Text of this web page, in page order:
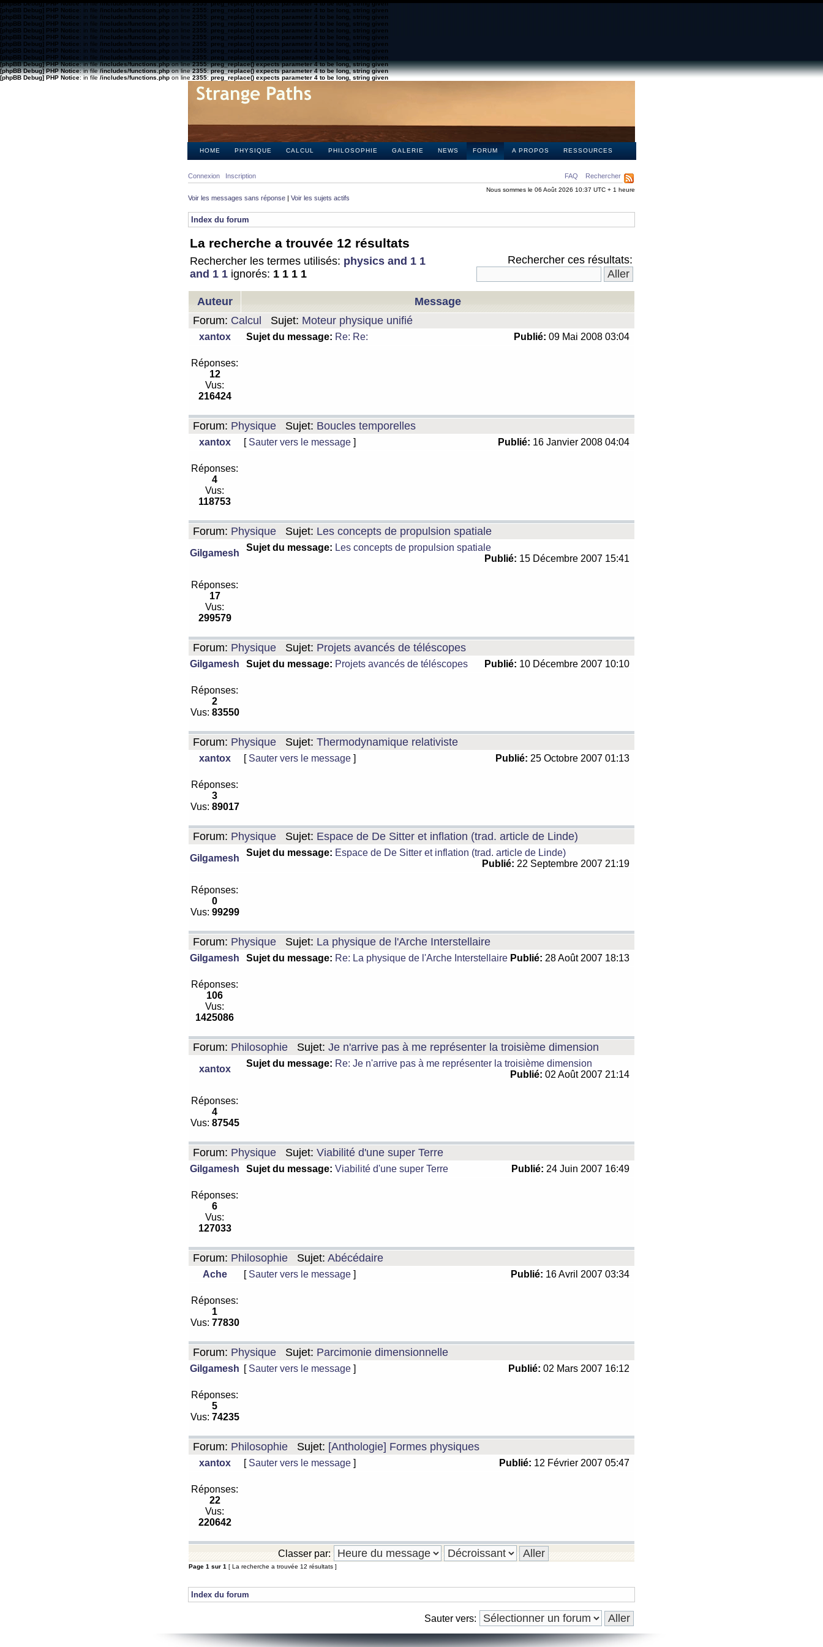
[phpBB Debug] PHP Notice: in file/includes/functions.phpon line2355:preg_replace() expects parameter 4 to be long, string given
[phpBB Debug] PHP Notice: in file /includes/functions.php on line 2355: preg_replace() expects parameter 4 to be long, string given
[phpBB Debug] PHP Notice: in file /includes/functions.php on line 2355: preg_replace() expects parameter 4 to be long, string given
[phpBB Debug] PHP Notice: in file /includes/functions.php on line 2355: preg_replace() expects parameter 4 to be long, string given
[phpBB Debug] PHP Notice: in file /includes/functions.php on line 2355: preg_replace() expects parameter 4 to be long, string given
[phpBB Debug] PHP Notice: in file /includes/functions.php on line 2355: preg_replace() expects parameter 4 to be long, string given
[phpBB Debug] PHP Notice: in file /includes/functions.php on line 2355: preg_replace() expects parameter 4 to be long, string given
[phpBB Debug] PHP Notice: in file /includes/functions.php on line 2355: preg_replace() expects parameter 4 to be long, string given
[phpBB Debug] PHP Notice: in file /includes/functions.php on line 2355: preg_replace() expects parameter 4 to be long, string given
[phpBB Debug] PHP Notice: in file/includes/functions.phpon line2355:preg_replace() expects parameter 4 to be long, string given
[phpBB Debug] PHP Notice: in file/includes/functions.phpon line2355:preg_replace() expects parameter 4 to be long, string given
[phpBB Debug] PHP Notice: in file/includes/functions.phpon line2355:preg_replace() expects parameter 4 to be long, string given
HOME PHYSIQUE CALCUL PHILOSOPHIE GALERIE NEWS FORUM A PROPOS RESSOURCES
FAQ Rechercher
Connexion Inscription
Nous sommes le 06 Août 2026 10:37 UTC + 1 heure
Voir les messages sans réponse | Voir les sujets actifs
Index du forum
La recherche a trouvée 12 résultats
Rechercher les termes utilisés: physics and 1 1
and 1 1 ignorés: 1 1 1 1
Rechercher ces résultats:
Auteur
Message
Forum: Calcul Sujet: Moteur physique unifié
xantox Sujet du message: Re: Re: Publié: 09 Mai 2008 03:04
Réponses:
12
Vus:
216424
Forum: Physique Sujet: Boucles temporelles
xantox [ Sauter vers le message ] Publié: 16 Janvier 2008 04:04
Réponses:
4
Vus:
118753
Forum: Physique Sujet: Les concepts de propulsion spatiale
Gilgamesh
Sujet du message: Les concepts de propulsion spatiale
Publié: 15 Décembre 2007 15:41
Réponses:
17
Vus:
299579
Forum: Physique Sujet: Projets avancés de téléscopes
Gilgamesh Sujet du message: Projets avancés de téléscopes Publié: 10 Décembre 2007 10:10
Réponses:
2
Vus: 83550
Forum: Physique Sujet: Thermodynamique relativiste
xantox [ Sauter vers le message ] Publié: 25 Octobre 2007 01:13
Réponses:
3
Vus: 89017
Forum: Physique Sujet: Espace de De Sitter et inflation (trad. article de Linde)
Gilgamesh
Sujet du message: Espace de De Sitter et inflation (trad. article de Linde)
Publié: 22 Septembre 2007 21:19
Réponses:
0
Vus: 99299
Forum: Physique Sujet: La physique de l'Arche Interstellaire
Gilgamesh Sujet du message: Re: La physique de l'Arche Interstellaire Publié: 28 Août 2007 18:13
Réponses:
106
Vus:
1425086
Forum: Philosophie Sujet: Je n'arrive pas à me représenter la troisième dimension
xantox
Sujet du message: Re: Je n'arrive pas à me représenter la troisième dimension
Publié: 02 Août 2007 21:14
Réponses:
4
Vus: 87545
Forum: Physique Sujet: Viabilité d'une super Terre
Gilgamesh Sujet du message: Viabilité d'une super Terre Publié: 24 Juin 2007 16:49
Réponses:
6
Vus:
127033
Forum: Philosophie Sujet: Abécédaire
Ache [ Sauter vers le message ] Publié: 16 Avril 2007 03:34
Réponses:
1
Vus: 77830
Forum: Physique Sujet: Parcimonie dimensionnelle
Gilgamesh [ Sauter vers le message ] Publié: 02 Mars 2007 16:12
Réponses:
5
Vus: 74235
Forum: Philosophie Sujet: [Anthologie] Formes physiques
xantox [ Sauter vers le message ] Publié: 12 Février 2007 05:47
Réponses:
22
Vus:
220642
Classer par:
Page 1 sur 1 [ La recherche a trouvée 12 résultats ]
Index du forum
Sauter vers: